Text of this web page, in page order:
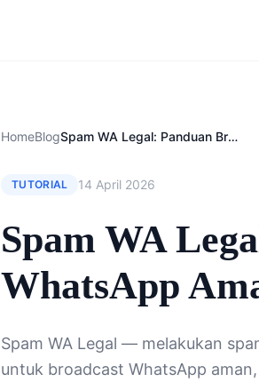
HomeBlog Spam WA Legal: Panduan Broadcast WhatsApp Aman untuk Bisnis
TUTORIAL 14 April 2026
Spam WA
WhatsApp
Spam WA Legal — melakukan
untuk broadcast WhatsApp